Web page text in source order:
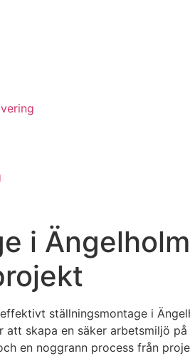
i
ställningsmontage i
att skapa en säker arbetsmiljö
en noggrann process från